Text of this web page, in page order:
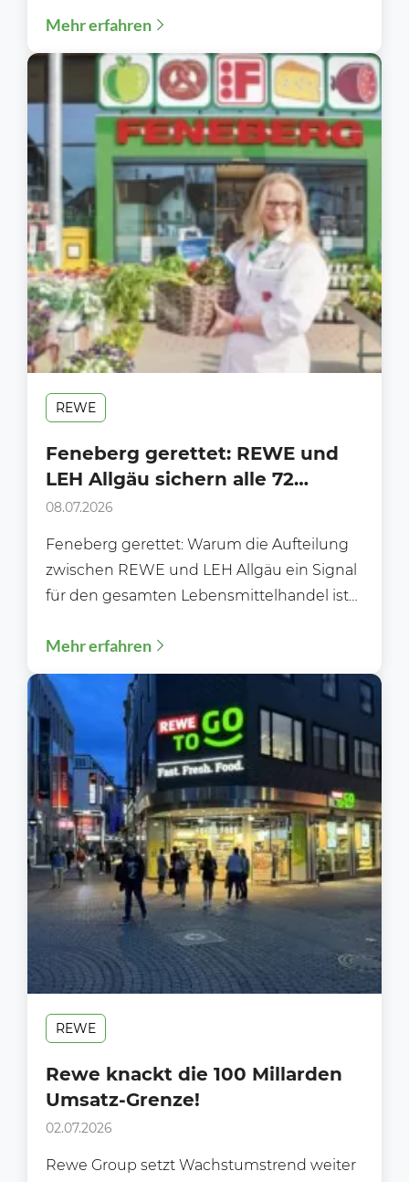
Mehr erfahren
REWE
Feneberg gerettet: REWE und
LEH Allgäu sichern alle 72
Märkte und die Zukunft der
08.07.2026
Feneberg gerettet: Warum die Aufteilung
zwischen REWE und LEH Allgäu ein Signal
für den gesamten Lebensmittelhandel ist
Mehr erfahren
REWE
Rewe knackt die 100 Millarden
Umsatz-Grenze!
02.07.2026
Rewe Group setzt Wachstumstrend weiter